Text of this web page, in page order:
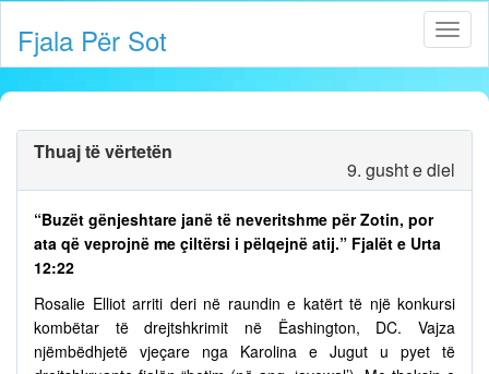
Fjala Për Sot
Thuaj të vërtetën
9. gusht e diel
“Buzët gënjeshtare janë të neveritshme për Zotin, por
ata që veprojnë me çiltërsi i pëlqejnë atij.” Fjalët e Urta
12:22
Rosalie Elliot arriti deri në raundin e katërt të një konkursi
kombëtar të drejtshkrimit në Ëashington, DC. Vajza
njëmbëdhjetë vjeçare nga Karolina e Jugut u pyet të